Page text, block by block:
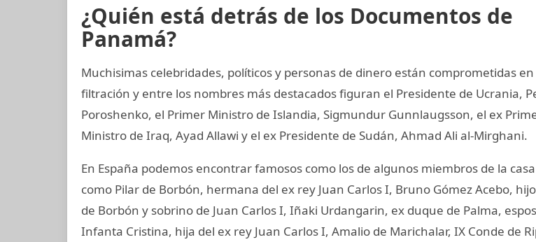
¿Quién está detrás de los Documentos de
Panamá?
Muchisimas celebridades, políticos y personas de dinero están comprometidas en
filtración y entre los nombres más destacados figuran el Presidente de Ucrania,
Poroshenko, el Primer Ministro de Islandia, Sigmundur Gunnlaugsson, el ex
Ministro de Iraq, Ayad Allawi y el ex Presidente de Sudán, Ahmad Ali al-Mirghani.
En España podemos encontrar famosos como los de algunos miembros de la
como Pilar de Borbón, hermana del ex rey Juan Carlos I, Bruno Gómez Acebo,
de Borbón y sobrino de Juan Carlos I, Iñaki Urdangarin, ex duque de Palma,
Infanta Cristina, hija del ex rey Juan Carlos I, Amalio de Marichalar, IX Conde de